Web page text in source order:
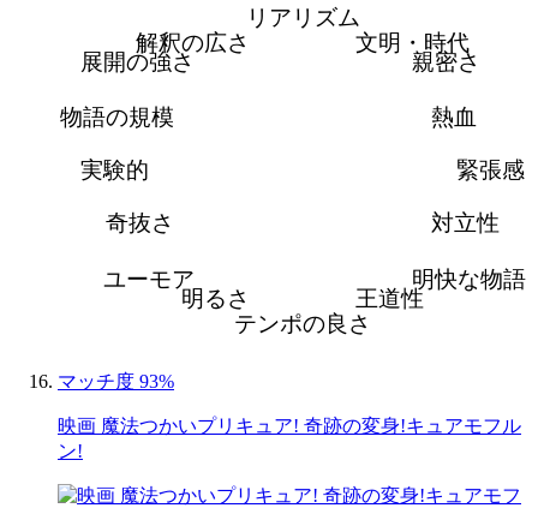
リアリズム
文明・時代
親密さ
熱血
緊張感
対立性
明快な物語
王道性
テンポの良さ
明るさ
ユーモア
奇抜さ
実験的
物語の規模
展開の強さ
解釈の広さ
マッチ度 93%
映画 魔法つかいプリキュア! 奇跡の変身!キュアモフル
ン!